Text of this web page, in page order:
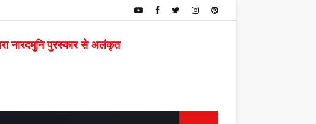
नारदमुनि पुरस्कार से अलंकृत